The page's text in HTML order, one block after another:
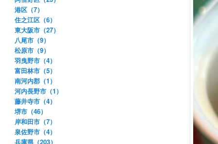
港区（7）
住之江区（6）
東大阪市（27）
八尾市（9）
松原市（9）
羽曳野市（4）
富田林市（5）
南河内郡（1）
河内長野市（1）
藤井寺市（4）
堺市（46）
岸和田市（7）
泉佐野市（4）
兵庫県（203）